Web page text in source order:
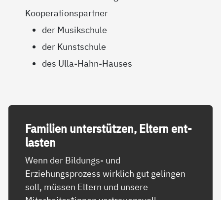
Kooperationspartner
der Musikschule
der Kunstschule
des Ulla-Hahn-Hauses
Fa­mi­li­en un­ter­stüt­zen, El­tern ent­
las­ten
Wenn der Bildungs- und
Erziehungsprozess wirklich gut gelingen
soll, müssen Eltern und unsere